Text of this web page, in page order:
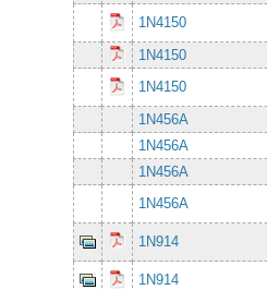
1N4150
1N4150
1N4150
1N456A
1N456A
1N456A
1N456A
1N914
1N914